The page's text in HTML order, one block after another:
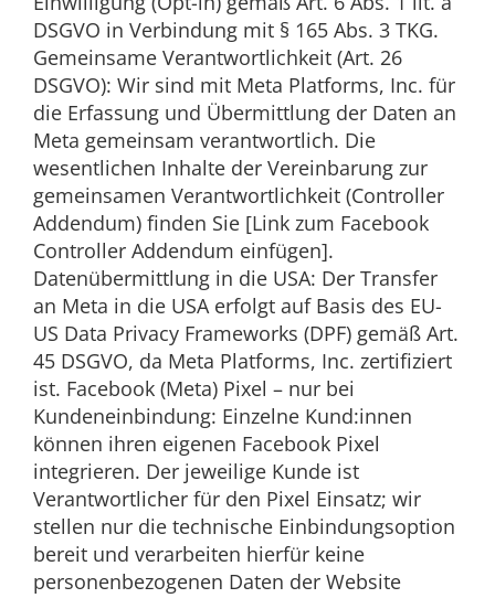
DSGVO in Verbindung mit § 165 Abs. 3 TKG.
Gemeinsame Verantwortlichkeit (Art. 26
DSGVO): Wir sind mit Meta Platforms, Inc. für
die Erfassung und Übermittlung der Daten an
Meta gemeinsam verantwortlich. Die
wesentlichen Inhalte der Vereinbarung zur
gemeinsamen Verantwortlichkeit (Controller
Addendum) finden Sie [Link zum Facebook
Controller Addendum einfügen].
Datenübermittlung in die USA: Der Transfer
an Meta in die USA erfolgt auf Basis des EU-
US Data Privacy Frameworks (DPF) gemäß Art.
45 DSGVO, da Meta Platforms, Inc. zertifiziert
ist. Facebook (Meta) Pixel – nur bei
Kundeneinbindung: Einzelne Kund:innen
können ihren eigenen Facebook Pixel
integrieren. Der jeweilige Kunde ist
Verantwortlicher für den Pixel Einsatz; wir
stellen nur die technische Einbindungsoption
bereit und verarbeiten hierfür keine
personenbezogenen Daten der Website